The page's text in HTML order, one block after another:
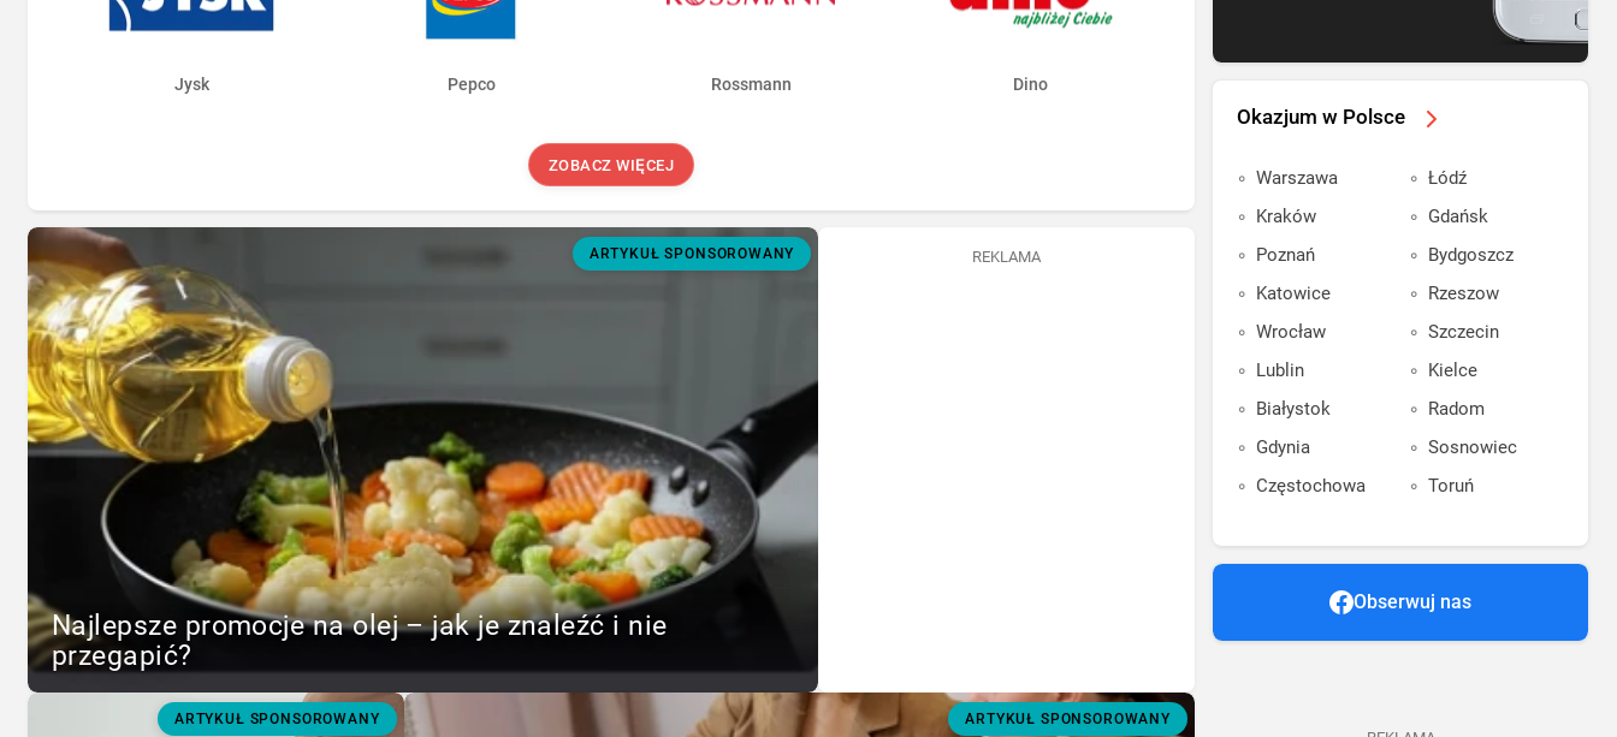
Jysk Pepco Rossmann Dino
ZOBACZ WIĘCEJ
ARTYKUŁ SPONSOROWANY
Najlepsze promocje na olej – jak je znaleźć i nie
przegapić?
REKLAMA
ARTYKUŁ SPONSOROWANY ARTYKUŁ SPONSOROWANY
Okazjum w Polsce
Warszawa
Kraków
Poznań
Katowice
Wrocław
Lublin
Białystok
Gdynia
Częstochowa
Łódź
Gdańsk
Bydgoszcz
Rzeszow
Szczecin
Kielce
Radom
Sosnowiec
Toruń
Obserwuj nas